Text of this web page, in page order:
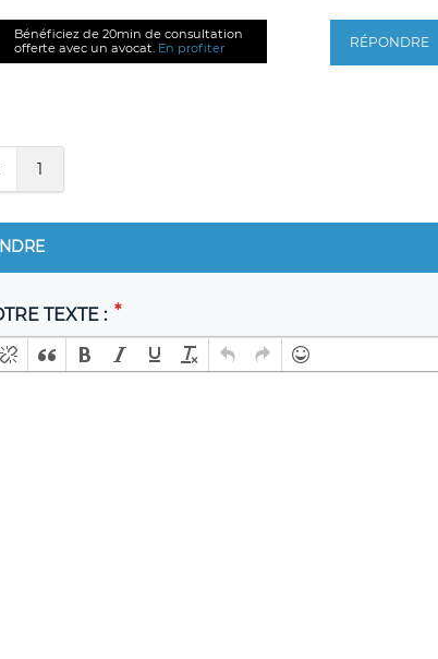
Bénéficiez de 20min de consultation
offerte avec un avocat. En profiter RÉPONDRE
1
TEXTE :